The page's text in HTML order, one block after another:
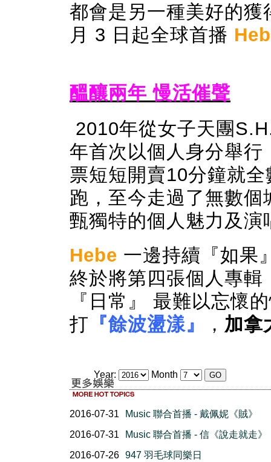
都會是另一種美好的獲
月 3 日起全球首播
醞釀兩年 慢活催聲
2010年從女子天團
年首次以個人身分舉行
票短短開賣10分鐘就
跑，至今走過了無數
甄獨特的個人魅力及演
Hebe 一邊持續『如果
終於將第四張個人專輯
『 日常 』 最難以忘懷
打 『餘波盪漾』 ， 加拿
Year: Month
2016-07-31
Music 聯合首播 - 戴佩妮《賊》
2016-07-31
Music 聯合首播 - 信《說走就走》
2016-07-26 947 羽毛球同樂日